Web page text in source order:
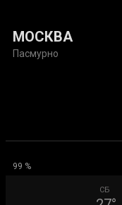
МОСКВА
Пасмурно
99 %
СБ